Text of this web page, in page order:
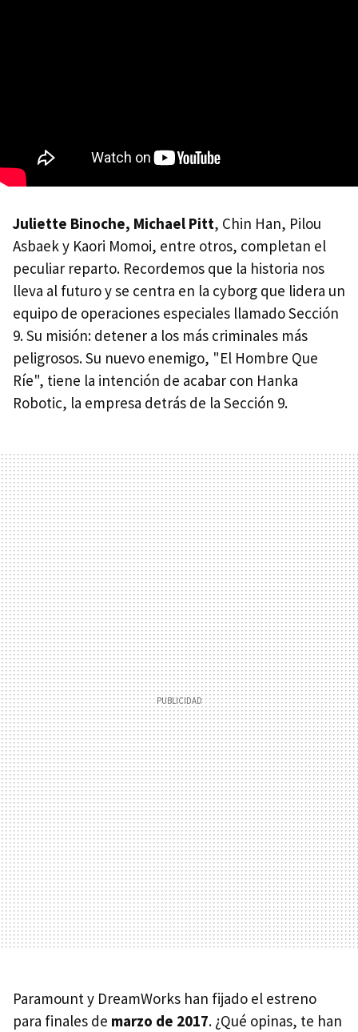
Juliette Binoche, Michael Pitt, Chin Han, Pilou
Asbaek y Kaori Momoi, entre otros, completan el
peculiar reparto. Recordemos que la historia nos
lleva al futuro y se centra en la cyborg que lidera un
equipo de operaciones especiales llamado Sección
9. Su misión: detener a los más criminales más
peligrosos. Su nuevo enemigo, "El Hombre Que
Ríe", tiene la intención de acabar con Hanka
Robotic, la empresa detrás de la Sección 9.
Paramount y DreamWorks han fijado el estreno
para finales de marzo de 2017. ¿Qué opinas, te han